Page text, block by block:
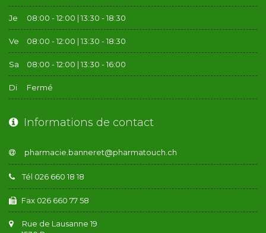
Je 08:00 - 12:00 | 13:30 - 18:30
Ve 08:00 - 12:00 | 13:30 - 18:30
Sa 08:00 - 12:00 | 13:30 - 16:00
Di Fermé
Informations de contact
Tél 026 660 18 18
Fax 026 660 77 58
Rue de Lausanne 19